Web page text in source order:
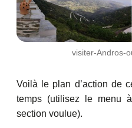
visiter-Andros-
Voilà le plan d’action de
temps (utilisez le menu
section voulue).